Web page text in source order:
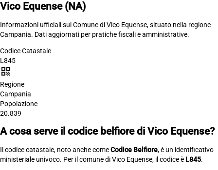
Vico Equense (NA)
Informazioni ufficiali sul Comune di Vico Equense, situato nella regione
Campania. Dati aggiornati per pratiche fiscali e amministrative.
Codice Catastale
L845
qr_code
Regione
Campania
Popolazione
20.839
A cosa serve il codice belfiore di Vico Equense?
Il codice catastale, noto anche comeCodice Belfiore, è un identificativo
ministeriale univoco. Per il comune di Vico Equense, il codice è L845.